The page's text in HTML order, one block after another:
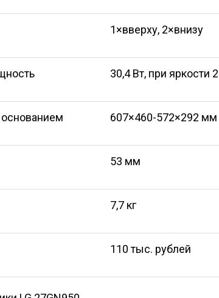
1×вверху, 2×внизу
30,4 Вт, при яркости
607×460-572×292 мм
53 мм
7,7 кг
110 тыс. рублей